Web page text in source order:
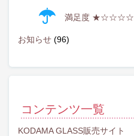
満足度 ★☆☆☆☆
お知らせ (96)
コンテンツ一覧
KODAMA GLASS販売サイト